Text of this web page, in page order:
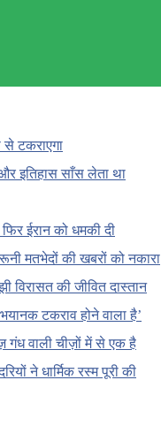
से टकराएगा
और इतिहास साँस लेता था
ईरान को धमकी दी
मतभेदों की खबरों को नकारा
विरासत की जीवित दास्तान
टकराव होने वाला है’
गंध वाली चीज़ों में से एक है
ने धार्मिक रस्म पूरी की